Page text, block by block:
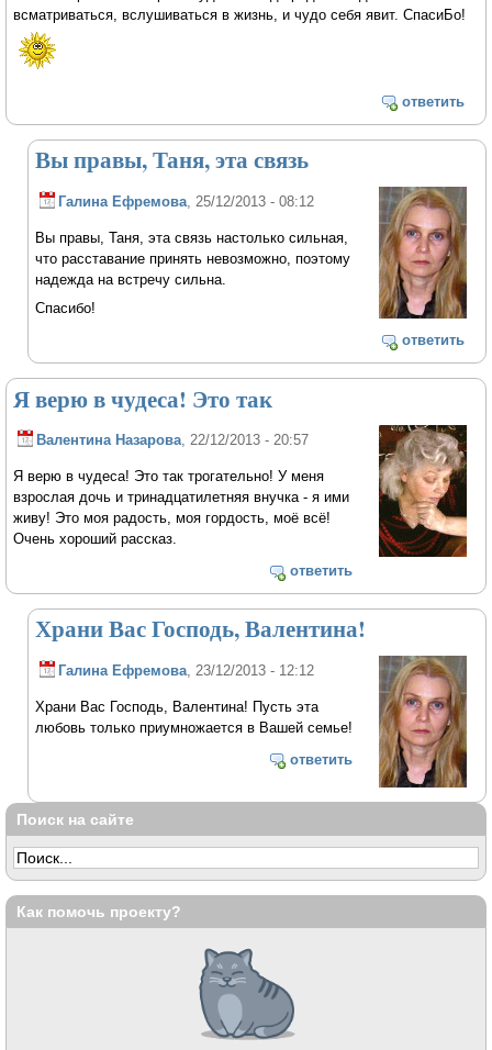
всматриваться, вслушиваться в жизнь, и чудо себя явит. СпасиБо!
ответить
Вы правы, Таня, эта связь
Галина Ефремова , 25/12/2013 - 08:12
Вы правы, Таня, эта связь настолько сильная,
что расставание принять невозможно, поэтому
надежда на встречу сильна.
Спасибо!
ответить
Я верю в чудеса! Это так
Валентина Назарова, 22/12/2013 - 20:57
Я верю в чудеса! Это так трогательно! У меня
взрослая дочь и тринадцатилетняя внучка - я ими
живу! Это моя радость, моя гордость, моё всё!
Очень хороший рассказ.
ответить
Храни Вас Господь, Валентина!
Галина Ефремова, 23/12/2013 - 12:12
Храни Вас Господь, Валентина! Пусть эта
любовь только приумножается в Вашей семье!
ответить
Поиск на сайте
Как помочь проекту?